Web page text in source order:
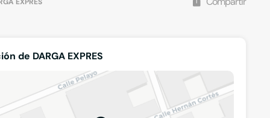
de DARGA EXPRES